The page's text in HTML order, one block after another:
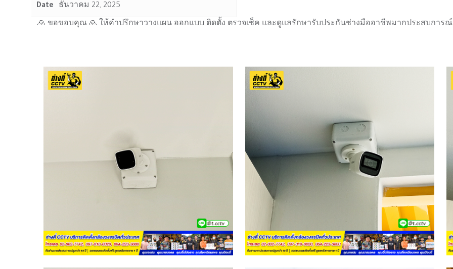
Date ธันวาคม 22, 2025
🙏 ขอขอบคุณ 🙏 ให้คำปรึกษาวางแผน ออกแบบ ติดตั้ง ตรวจเช็ค และดูแลรักษารับประกันช่างมืออาชีพมากประสบการณ์